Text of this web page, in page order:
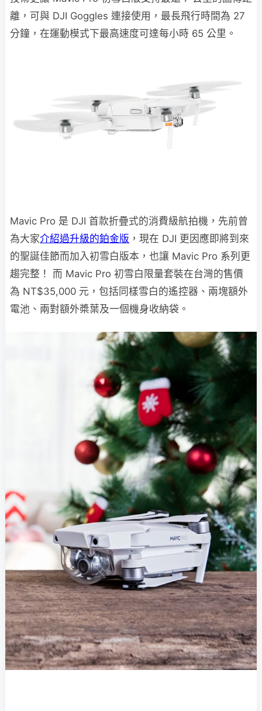
離，可與 DJI Goggles 連接使用，最長飛行時間為 27
分鐘，在運動模式下最高速度可達每小時 65 公里。
Mavic Pro 是 DJI 首款折疊式的消費級航拍機，先前曾
為大家介紹過升級的鉑金版 ，現在 DJI 更因應即將到來
的聖誕佳節而加入初雪白版本，也讓 Mavic Pro 系列更
趨完整！ 而 Mavic Pro 初雪白限量套裝在台灣的售價
為 NT$35,000 元，包括同樣雪白的遙控器、兩塊額外
電池、兩對額外槳葉及一個機身收納袋。